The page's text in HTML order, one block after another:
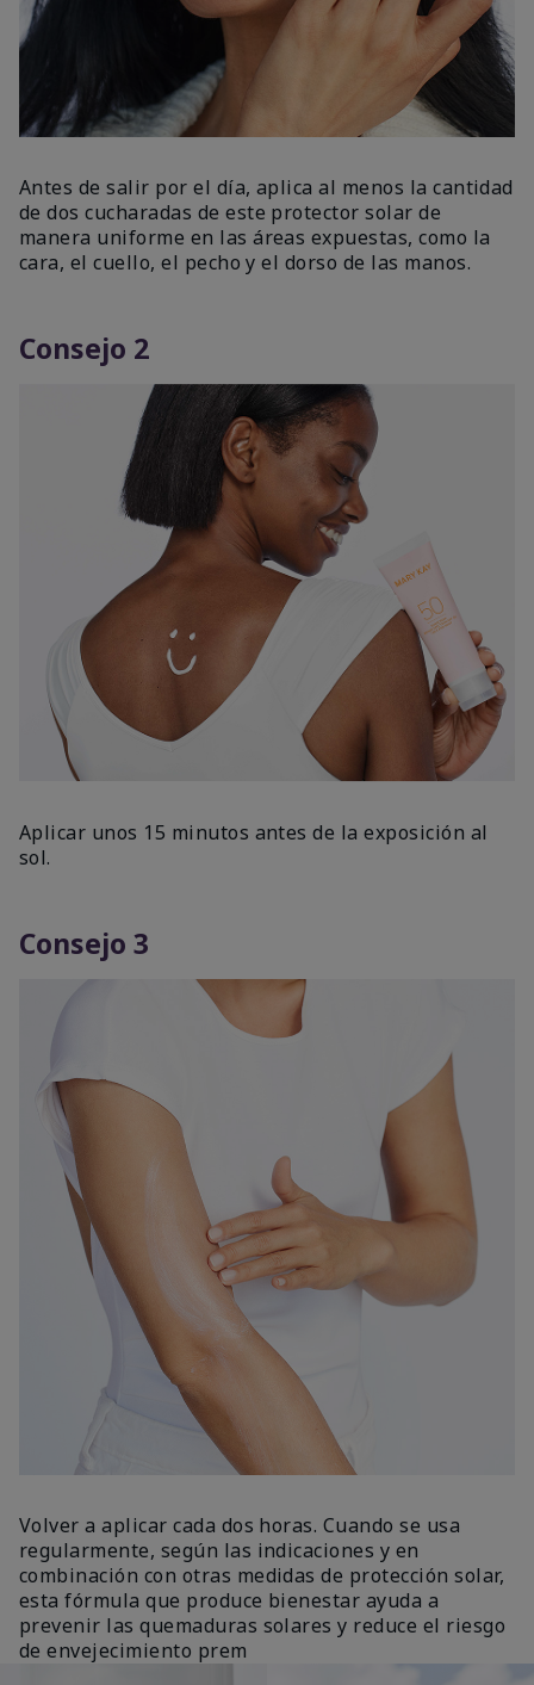
Antes de salir por el día, aplica al menos la cantidad
de dos cucharadas de este protector solar de
manera uniforme en las áreas expuestas, como la
cara, el cuello, el pecho y el dorso de las manos.
Consejo 2
Aplicar unos 15 minutos antes de la exposición al
sol.
Consejo 3
Volver a aplicar cada dos horas. Cuando se usa
regularmente, según las indicaciones y en
combinación con otras medidas de protección solar,
esta fórmula que produce bienestar ayuda a
prevenir las quemaduras solares y reduce el riesgo
de envejecimiento prem